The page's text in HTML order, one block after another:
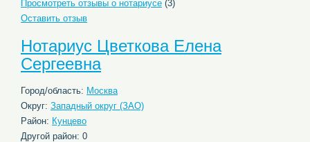
Просмотреть отзывы о нотариусе (3)
Оставить отзыв
Нотариус Цветкова Елена
Сергеевна
Город/область: Москва
Округ: Западный округ (ЗАО)
Район: Кунцево
Другой район: 0